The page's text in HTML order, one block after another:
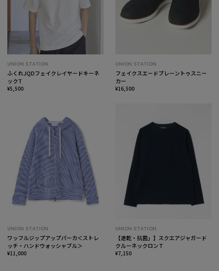
UNION STATION
ふくれJQDフェイクレイヤードキーネ
ックT
¥5,500
UNION STATION
フェイクスエードプレーントゥスニー
カー
¥16,500
UNION STATION
ワッフルジップアップパーカ＜ストレ
ッチ・ハンドウォッシャブル＞
¥11,000
UNION STATION
【速乾・抗菌」】スクエアジャガード
クルーネックロンＴ
¥7,150